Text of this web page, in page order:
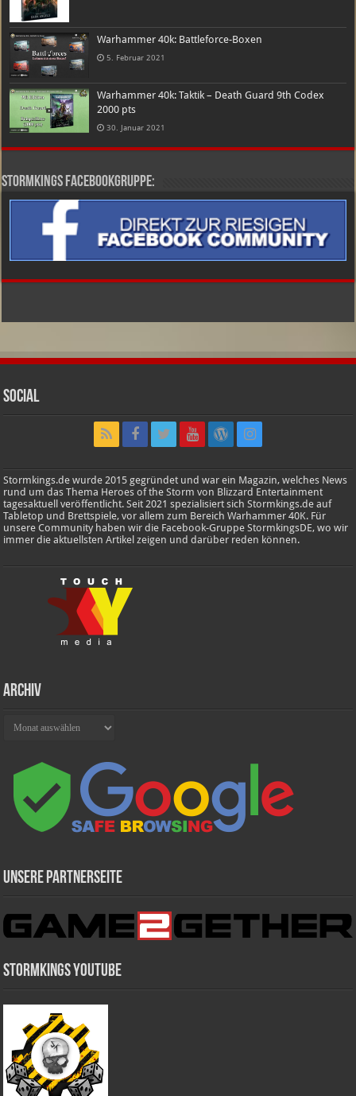
Warhammer 40k: Battleforce-Boxen
5. Februar 2021
Warhammer 40k: Taktik – Death Guard 9th Codex
2000 pts
30. Januar 2021
Stormkings Facebookgruppe:
Social
Stormkings.de wurde 2015 gegründet und war ein Magazin, welches News
rund um das Thema Heroes of the Storm von Blizzard Entertainment
tagesaktuell veröffentlicht. Seit 2021 spezialisiert sich Stormkings.de auf
Tabletop und Brettspiele, vor allem zum Bereich Warhammer 40K. Für
unsere Community haben wir die Facebook-Gruppe StormkingsDE, wo wir
immer die aktuellsten Artikel zeigen und darüber reden können.
Archiv
Unsere Partnerseite
Stormkings Youtube